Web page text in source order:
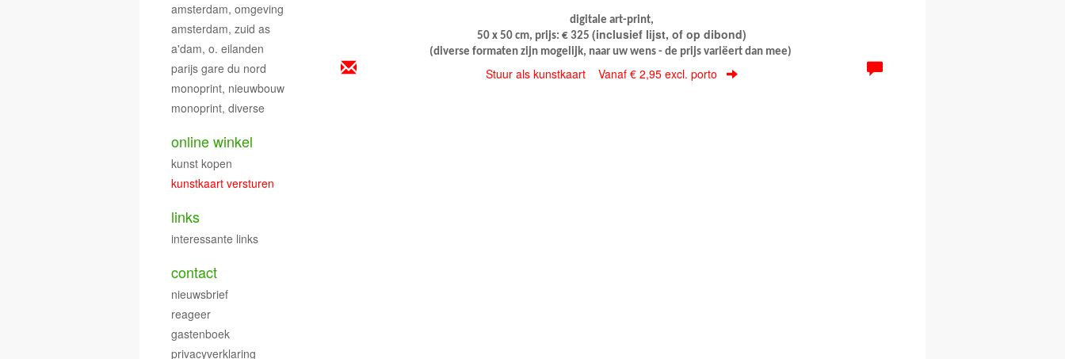
digitale art-print,
50 x 50 cm, prijs: € 325 (inclusief lijst, of op dibond)
(diverse formaten zijn mogelijk, naar uw wens - de prijs variëert dan mee)
Stuur als kunstkaart Vanaf € 2,95 excl. porto
amsterdam, omgeving
amsterdam, zuid as
a'dam, o. eilanden
parijs gare du nord
monoprint, nieuwbouw
monoprint, diverse
online winkel
kunst kopen
kunstkaart versturen
links
interessante links
contact
nieuwsbrief
reageer
gastenboek
privacyverklaring